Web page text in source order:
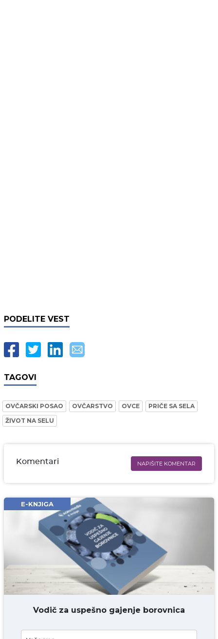
PODELITE VEST
TAGOVI
OVČARSKI POSAO OVČARSTVO OVCE
PRIČE SA SELA
ŽIVOT NA SELU
Komentari NAPIŠITE KOMENTAR
Email* obavezno
Komentar* obavezno
DODAJ KOMENTAR
E-KNJIGA
Vodič za uspešno gajenje borovnica